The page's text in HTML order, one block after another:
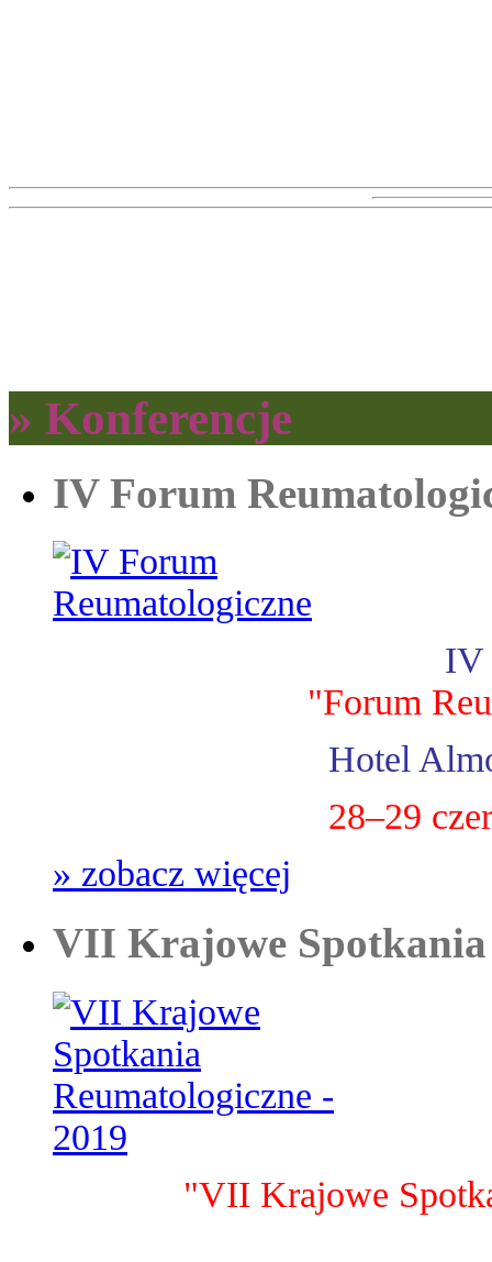
» Konferencje
IV Forum
IV
"Forum
Hotel
28–29
» zobacz więcej
VII Krajowe Spotkania
"VII Krajowe